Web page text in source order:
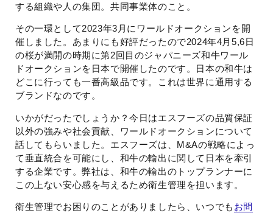
する組織や人の集団。共同事業体のこと。
その一環として2023年3月にワールドオークションを開
催しました。あまりにも好評だったので2024年4月5,6日
の桜が満開の時期に第2回目のジャパニーズ和牛ワール
ドオークションを日本で開催したのです。日本の和牛は
どこに行っても一番高級品です。これは世界に通用する
ブランドなのです。
いかがだったでしょうか？今日はエスフーズの品質保証
以外の強みや社会貢献、ワールドオークションについて
話してもらいました。エスフーズは、M&Aの戦略によっ
て垂直統合を可能にし、和牛の輸出に関して日本を牽引
する企業です。弊社は、和牛の輸出のトップランナーに
この上ない安心感を与えるため衛生管理を担います。
衛生管理でお困りのことがありましたら、いつでも お問